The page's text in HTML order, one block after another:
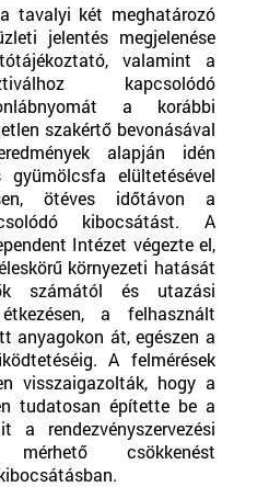
tavalyi két meghatározó
jelentés megjelenése
valamint a
kapcsolódó
a korábbi
szakértő bevonásával
alapján idén
elültetésével
ötéves időtávon a
kibocsátást. A
Intézet végezte el,
környezeti hatását
számától és utazási
a felhasznált
anyagokon át, egészen a
A felmérések
visszaigazolták, hogy a
tudatosan építette be a
a rendezvényszervezési
csökkenést